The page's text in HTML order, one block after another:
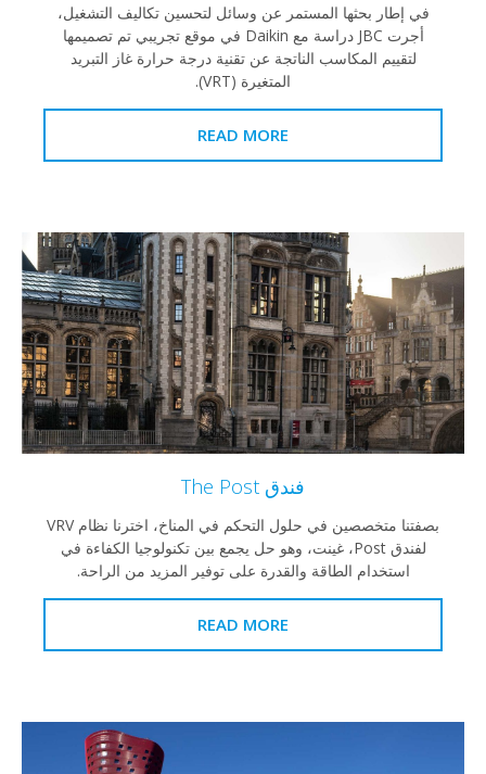
في إطار بحثها المستمر عن وسائل لتحسين تكاليف التشغيل،
أجرت JBC دراسة مع Daikin في موقع تجريبي تم تصميمها
لتقييم المكاسب الناتجة عن تقنية درجة حرارة غاز التبريد
المتغيرة (VRT).
READ MORE
فندق The Post
بصفتنا متخصصين في حلول التحكم في المناخ، اخترنا نظام VRV
لفندق Post، غينت، وهو حل يجمع بين تكنولوجيا الكفاءة في
استخدام الطاقة والقدرة على توفير المزيد من الراحة.
READ MORE